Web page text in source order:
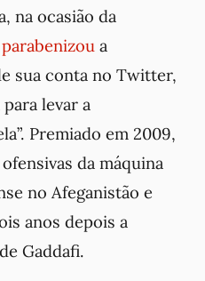
na ocasião da
parabenizou a
sua conta no Twitter,
levar a
Premiado em 2009,
da máquina
no Afeganistão e
anos depois a
Gaddafi.